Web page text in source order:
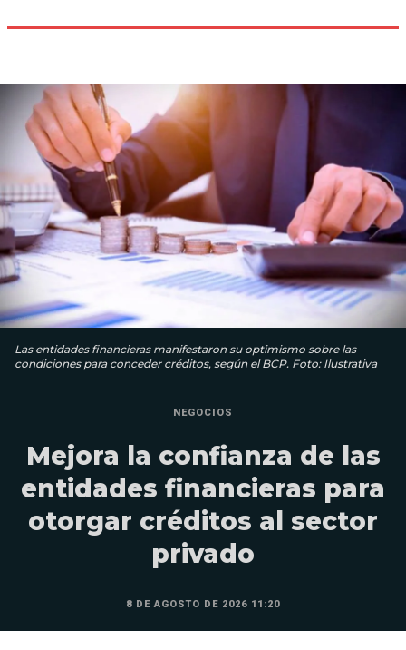
Las entidades financieras manifestaron su optimismo sobre las
condiciones para conceder créditos, según el BCP. Foto: Ilustrativa
NEGOCIOS
Mejora la confianza de las
entidades financieras para
otorgar créditos al sector
privado
8 DE AGOSTO DE 2026 11:20